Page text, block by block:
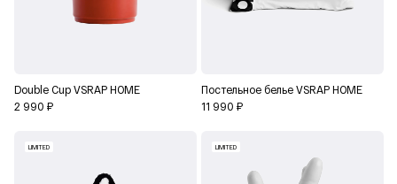
Double Cup VSRAP HOME
2 990 ₽
Постельное белье VSRAP HOME
11 990 ₽
LIMITED LIMITED